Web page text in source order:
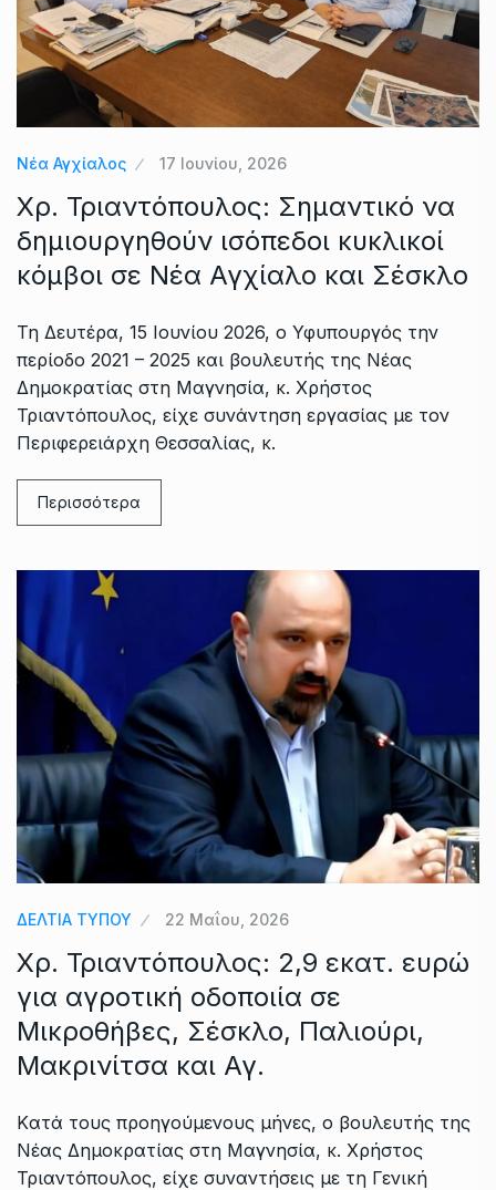
Νέα Αγχίαλος 17 Ιουνίου, 2026
Χρ. Τριαντόπουλος: Σημαντικό να
δημιουργηθούν ισόπεδοι κυκλικοί
κόμβοι σε Νέα Αγχίαλο και Σέσκλο
Τη Δευτέρα, 15 Ιουνίου 2026, ο Υφυπουργός την
περίοδο 2021 – 2025 και βουλευτής της Νέας
Δημοκρατίας στη Μαγνησία, κ. Χρήστος
Τριαντόπουλος, είχε συνάντηση εργασίας με τον
Περιφερειάρχη Θεσσαλίας, κ.
Περισσότερα
ΔΕΛΤΙΑ ΤΥΠΟΥ 22 Μαΐου, 2026
Χρ. Τριαντόπουλος: 2,9 εκατ. ευρώ
για αγροτική οδοποιία σε
Μικροθήβες, Σέσκλο, Παλιούρι,
Μακρινίτσα και Αγ.
Kατά τους προηγούμενους μήνες, ο βουλευτής της
Νέας Δημοκρατίας στη Μαγνησία, κ. Χρήστος
Τριαντόπουλος, είχε συναντήσεις με τη Γενική